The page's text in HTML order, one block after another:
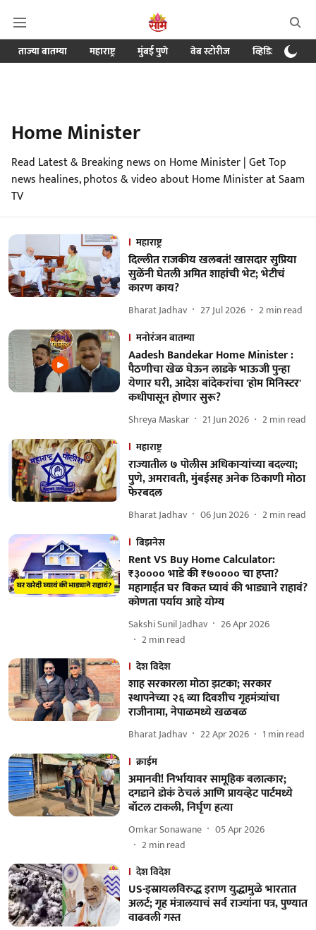
ताज्या बातम्या महाराष्ट्र मुंबई पुणे वेब स्टोरीज व्हिडिओ
Home Minister
Read Latest & Breaking news on Home Minister | Get Top
news healines, photos & video about Home Minister at Saam
TV
महाराष्ट्र
दिल्लीत राजकीय खलबतं! खासदार सुप्रिया
सुळेंनी घेतली अमित शाहांची भेट; भेटीचं
कारण काय?
Bharat Jadhav 27 Jul 2026 2min read
मनोरंजन बातम्या
Aadesh Bandekar Home Minister :
पैठणीचा खेळ घेऊन लाडके भाऊजी पुन्हा
येणार घरी, आदेश बांदेकरांचा 'होम मिनिस्टर'
कधीपासून होणार सुरू?
Shreya Maskar 21 Jun 2026 2min read
महाराष्ट्र
राज्यातील ७ पोलीस अधिकाऱ्यांच्या बदल्या;
पुणे, अमरावती, मुंबईसह अनेक ठिकाणी मोठा
फेरबदल
Bharat Jadhav 06 Jun 2026 2min read
बिझनेस
Rent VS Buy Home Calculator:
₹३०००० भाडे की ₹७०००० चा हप्ता?
महागाईत घर विकत घ्यावं की भाड्याने राहावं?
कोणता पर्याय आहे योग्य
Sakshi Sunil Jadhav
26 Apr 2026
2min read
देश विदेश
शाह सरकारला मोठा झटका; सरकार
स्थापनेच्या २६ व्या दिवशीच गृहमंत्र्यांचा
राजीनामा, नेपाळमध्ये खळबळ
Bharat Jadhav 22 Apr 2026 1 min read
क्राईम
अमानवी! निर्भायावर सामूहिक बलात्कार;
दगडाने डोकं ठेचलं आणि प्रायव्हेट पार्टमध्ये
बॉटल टाकली, निर्घृण हत्या
Omkar Sonawane
05 Apr 2026
2min read
देश विदेश
US-इस्रायलविरुद्ध इराण युद्धामुळे भारतात
अलर्ट; गृह मंत्रालयाचं सर्व राज्यांना पत्र, पुण्यात
वाढवली गस्त